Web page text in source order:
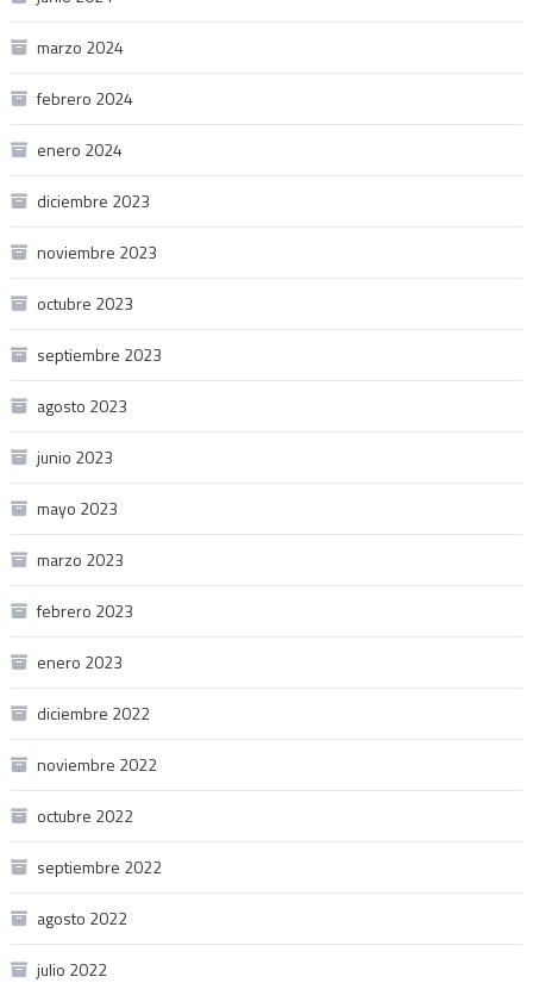
marzo 2024
febrero 2024
enero 2024
diciembre 2023
noviembre 2023
octubre 2023
septiembre 2023
agosto 2023
junio 2023
mayo 2023
marzo 2023
febrero 2023
enero 2023
diciembre 2022
noviembre 2022
octubre 2022
septiembre 2022
agosto 2022
julio 2022